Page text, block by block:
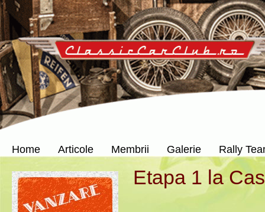
Home Articole Membrii Galerie Rally
Etapa 1 la